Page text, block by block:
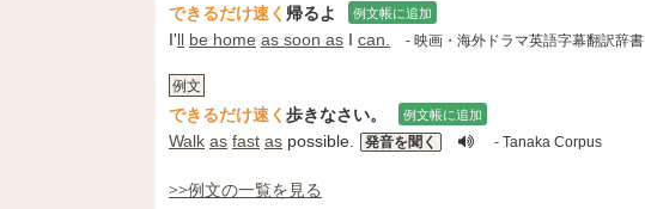
できるだけ速く 帰るよ 例文帳に追加
I'll be home as soon as I can. - 映画・海外ドラマ英語字幕翻訳辞書
例文
できるだけ速く 歩きなさい。 例文帳に追加
Walk as fast as possible. 発音を聞く - Tanaka Corpus
>>例文の一覧を見る